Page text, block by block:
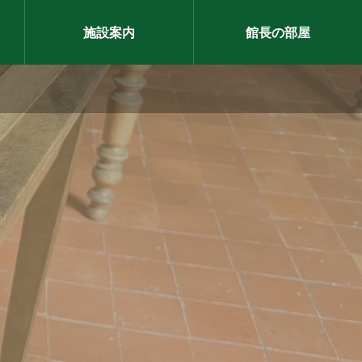
施設案内 館長の部屋
イベントレポート
【昆虫塾】オサホリ体験会
2026.03.21
